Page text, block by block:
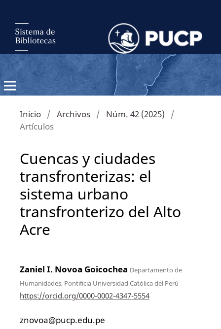
Inicio / Archivos / Núm. 42 (2025)
/
Artículos
Cuencas y ciudades
transfronterizas: el
sistema urbano
transfronterizo del Alto
Acre
Zaniel I. Novoa Goicochea Departamento de
Humanidades, Pontificia Universidad Católica del Perú
https://orcid.org/0000-0002-4347-5554
znovoa@pucp.edu.pe